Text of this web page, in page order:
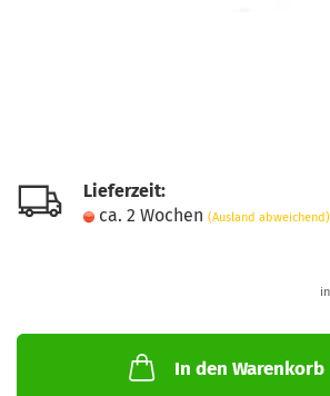
Lieferzeit:
ca. 2 Wochen (Ausland abweichend)
In den Warenkorb